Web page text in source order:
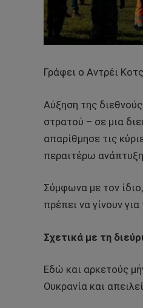
Γράφει ο Αντρέι Κοτς
Αύξηση της
στρατού – σε μια
απαρίθμησε τις
περαιτέρω
Σύμφωνα με τον
πρέπει να γίνουν
Σχετικά με τη
Εδώ και αρκετούς
Ουκρανία και